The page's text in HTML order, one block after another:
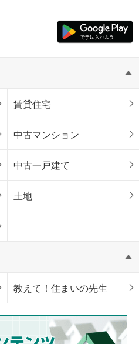
賃貸住宅
中古マンション
中古一戸建て
土地
教えて！住まいの先生